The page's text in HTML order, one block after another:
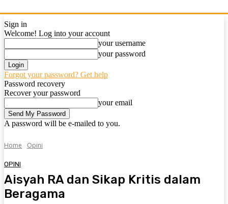
Sign in
Welcome! Log into your account
your username
your password
Forgot your password? Get help
Password recovery
Recover your password
your email
A password will be e-mailed to you.
Home Opini
OPINI
Aisyah RA dan Sikap Kritis dalam
Beragama